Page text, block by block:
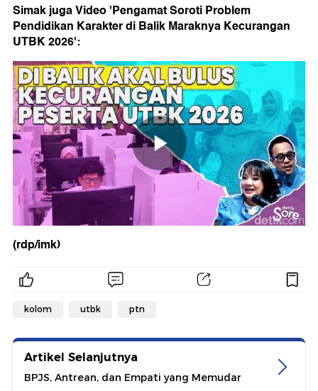
Simak juga Video 'Pengamat Soroti Problem
Pendidikan Karakter di Balik Maraknya Kecurangan
UTBK 2026':
(rdp/imk)
kolom utbk ptn
Artikel Selanjutnya
BPJS, Antrean, dan Empati yang Memudar